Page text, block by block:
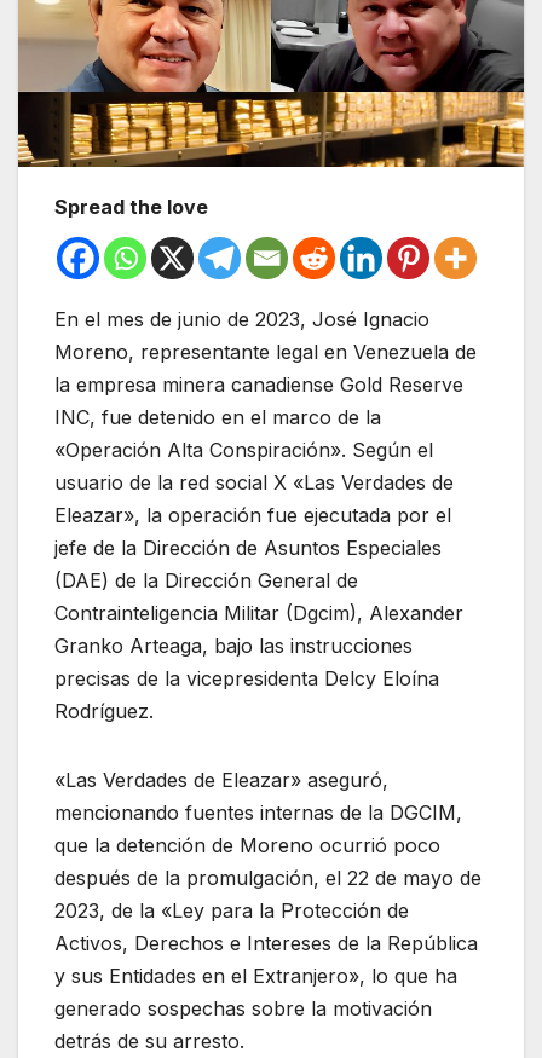
Spread the love
En el mes de junio de 2023, José Ignacio
Moreno, representante legal en Venezuela de
la empresa minera canadiense Gold Reserve
INC, fue detenido en el marco de la
«Operación Alta Conspiración». Según el
usuario de la red social X «Las Verdades de
Eleazar», la operación fue ejecutada por el
jefe de la Dirección de Asuntos Especiales
(DAE) de la Dirección General de
Contrainteligencia Militar (Dgcim), Alexander
Granko Arteaga, bajo las instrucciones
precisas de la vicepresidenta Delcy Eloína
Rodríguez.
«Las Verdades de Eleazar» aseguró,
mencionando fuentes internas de la DGCIM,
que la detención de Moreno ocurrió poco
después de la promulgación, el 22 de mayo de
2023, de la «Ley para la Protección de
Activos, Derechos e Intereses de la República
y sus Entidades en el Extranjero», lo que ha
generado sospechas sobre la motivación
detrás de su arresto.